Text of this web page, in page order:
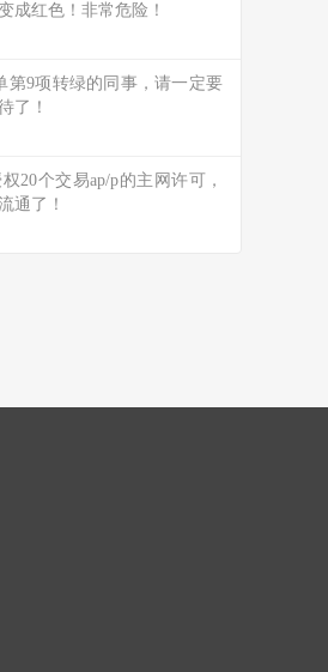
成红色！非常危险！
第9项转绿的同事，请一定要
了！
20个交易ap/p的主网许可，
通了！